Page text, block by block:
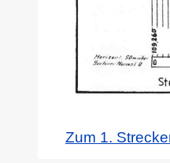
Zum 1.